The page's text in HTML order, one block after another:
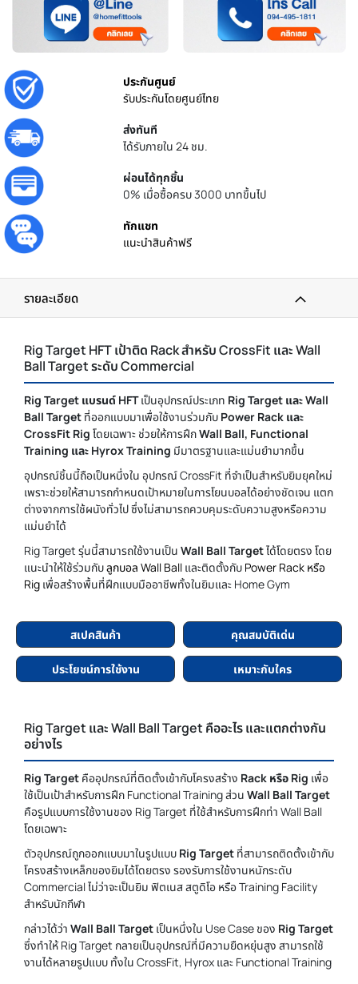
ประกันศูนย์
รับประกันโดยศูนย์ไทย
ส่งทันที
ได้รับภายใน 24 ชม.
ผ่อนได้ทุกชิ้น
0% เมื่อซื้อครบ 3000 บาทขึ้นไป
ทักแชท
แนะนำสินค้าฟรี
รายละเอียด
Rig Target HFT เป้าติด Rack สำหรับ CrossFit และ Wall
Ball Target ระดับ Commercial
Rig Target แบรนด์ HFTเป็นอุปกรณ์ประเภท Rig Target และ Wall
Ball Target ที่ออกแบบมาเพื่อใช้งานร่วมกับ Power Rack และ
CrossFit Rig โดยเฉพาะ ช่วยให้การฝึกWall Ball, Functional
Training และ Hyrox Training มีมาตรฐานและแม่นยำมากขึ้น
อุปกรณ์ชิ้นนี้ถือเป็นหนึ่งใน อุปกรณ์ CrossFit ที่จำเป็นสำหรับยิมยุคใหม่
เพราะช่วยให้สามารถกำหนดเป้าหมายในการโยนบอลได้อย่างชัดเจน แตก
ต่างจากการใช้ผนังทั่วไป ซึ่งไม่สามารถควบคุมระดับความสูงหรือความ
แม่นยำได้
Rig Target รุ่นนี้สามารถใช้งานเป็น Wall Ball Targetได้โดยตรง โดย
แนะนำให้ใช้ร่วมกับลูกบอล Wall Ball และติดตั้งกับ Power Rack หรือ
Rig เพื่อสร้างพื้นที่ฝึกแบบมืออาชีพทั้งในยิมและ Home Gym
สเปคสินค้า คุณสมบัติเด่น
ประโยชน์การใช้งาน เหมาะกับใคร
Rig Target และ Wall Ball Target คืออะไร และแตกต่างกัน
อย่างไร
Rig Target คืออุปกรณ์ที่ติดตั้งเข้ากับโครงสร้าง Rack หรือ Rig เพื่อ
ใช้เป็นเป้าสำหรับการฝึก Functional Training ส่วน Wall Ball Target
คือรูปแบบการใช้งานของ Rig Target ที่ใช้สำหรับการฝึกท่า Wall Ball
โดยเฉพาะ
ตัวอุปกรณ์ถูกออกแบบมาในรูปแบบ Rig Target ที่สามารถติดตั้งเข้ากับ
โครงสร้างเหล็กของยิมได้โดยตรง รองรับการใช้งานหนักระดับ
Commercial ไม่ว่าจะเป็นยิม ฟิตเนส สตูดิโอ หรือ Training Facility
สำหรับนักกีฬา
กล่าวได้ว่า Wall Ball Target เป็นหนึ่งใน Use Case ของ Rig Target
ซึ่งทำให้ Rig Target กลายเป็นอุปกรณ์ที่มีความยืดหยุ่นสูง สามารถใช้
งานได้หลายรูปแบบ ทั้งใน CrossFit, Hyrox และ Functional Training